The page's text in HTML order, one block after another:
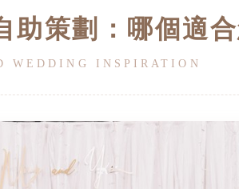
助策劃：哪個適
WEDDING INSPIRATION